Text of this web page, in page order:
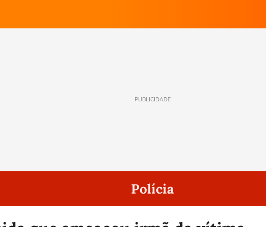
PUBLICIDADE
Polícia